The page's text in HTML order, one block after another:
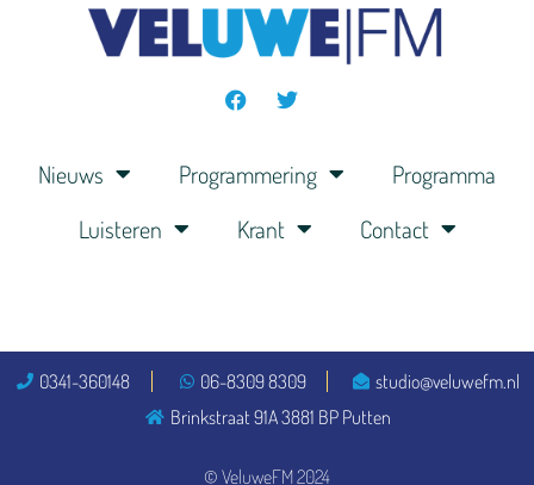
Nieuws Programmering
Programma
Luisteren
Krant Contact
© VeluweFM 2024
0341-360148 06-8309 8309
studio@veluwefm.nl
Brinkstraat 91A 3881 BP Putten